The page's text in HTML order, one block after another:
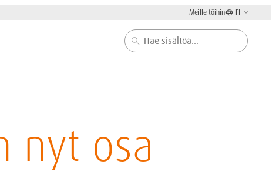
Meille töihin FI
Haku
nyt osa